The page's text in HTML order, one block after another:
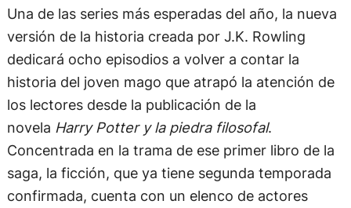
Una de las series más esperadas del año, la nueva
versión de la historia creada por J.K. Rowling
dedicará ocho episodios a volver a contar la
historia del joven mago que atrapó la atención de
los lectores desde la publicación de la
novela Harry Potter y la piedra filosofal.
Concentrada en la trama de ese primer libro de la
saga, la ficción, que ya tiene segunda temporada
confirmada, cuenta con un elenco de actores